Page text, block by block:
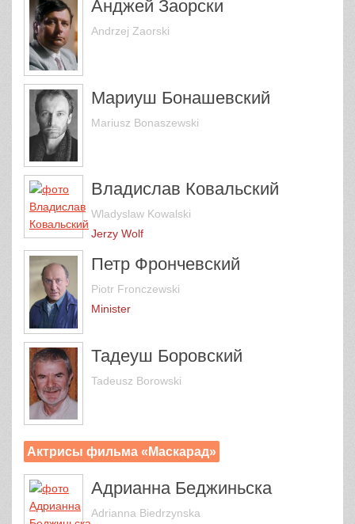
Анджей Заорски
Andrzej Zaorski
Мариуш Бонашевский
Mariusz Bonaszewski
Владислав Ковальский
Wladyslaw Kowalski
Jerzy Wolf
Петр Фрончевский
Piotr Fronczewski
Minister
Тадеуш Боровский
Tadeusz Borowski
Актрисы фильма «Маскарад»
Адрианна Беджиньска
Adrianna Biedrzynska